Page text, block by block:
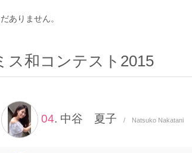
だありません。
ス和コンテスト2015
04. 中谷 夏子 / Natsuko Nakatani